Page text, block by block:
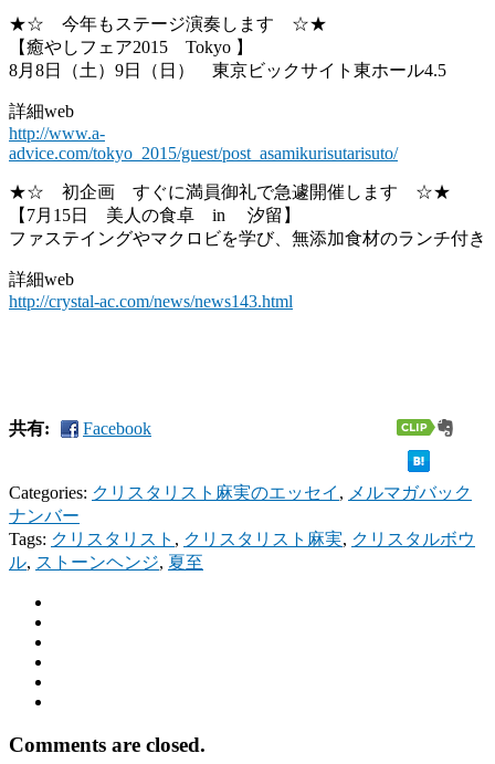
★☆ 今年もステージ演奏します ☆★
【癒やしフェア2015 Tokyo 】
8月8日（土）9日（日） 東京ビックサイト東ホール4.5
詳細web
http://www.a-
advice.com/tokyo_2015/guest/post_asamikurisutarisuto/
★☆ 初企画 すぐに満員御礼で急遽開催します ☆★
【7月15日 美人の食卓 in 汐留】
ファステイングやマクロビを学び、無添加食材のランチ付き
詳細web
http://crystal-ac.com/news/news143.html
共有: Facebook
Categories: クリスタリスト麻実のエッセイ , メルマガバック
ナンバー
Tags: クリスタリスト , クリスタリスト麻実, クリスタルボウ
ル, ストーンヘンジ, 夏至
Comments are closed.